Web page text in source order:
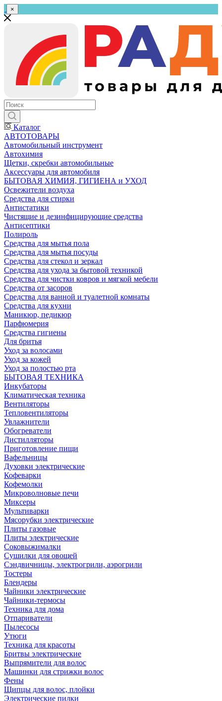
×
Каталог
АВТОТОВАРЫ
Автомобильный инструмент
Автохимия
Щетки, скребки автомобильные
Аксессуары для автомобиля
БЫТОВАЯ ХИМИЯ, ГИГИЕНА и УХОД
Освежители воздуха
Средства для стирки
Антистатики
Чистящие и дезинфицирующие средства
Антисептики
Полироль
Средства для мытья пола
Средства для мытья посуды
Средства для стекол и зеркал
Средства для ухода за бытовой техникой
Средства для чистки ковров и мягкой мебели
Средства от засоров
Средства для ванной и туалетной комнаты
Средства для кухни
Маникюр, педикюр
Парфюмерия
Средства гигиены
Для бритья
Уход за волосами
Уход за кожей
Уход за полостью рта
БЫТОВАЯ ТЕХНИКА
Инкубаторы
Климатическая техника
Вентиляторы
Тепловентиляторы
Увлажнители
Обогреватели
Дистилляторы
Приготовление пищи
Вафельницы
Духовки электрические
Кофеварки
Кофемолки
Микроволновые печи
Миксеры
Мультиварки
Мясорубки электрические
Плиты газовые
Плиты электрические
Соковыжималки
Сушилки для овощей
Сэндвичницы, электрогрили, аэрогрили
Тостеры
Блендеры
Чайники электрические
Чайники-термосы
Техника для дома
Отпариватели
Пылесосы
Утюги
Техника для красоты
Бритвы электрические
Выпрямители для волос
Машинки для стрижки волос
Фены
Щипцы для волос, плойки
Электрические пилки